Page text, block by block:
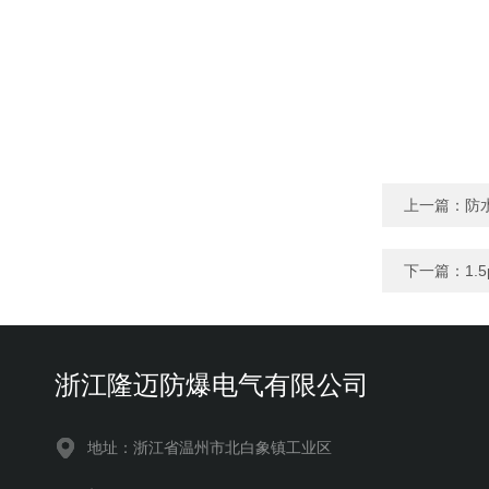
上一篇： 防
下一篇：
浙江隆迈防爆电气有限公司
地址：浙江省温州市北白象镇工业区